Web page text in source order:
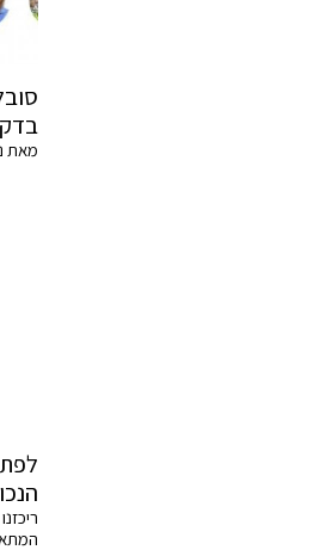
מאת